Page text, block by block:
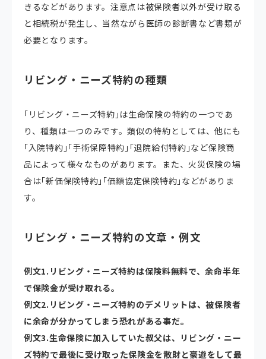
きるなどがあります。注意点は被保険者以外が受け取る
と相続税が発生し、当然ながら医師の診断書など書類が
必要となります。
リビング・ニーズ特約の種類
｢リビング・ニーズ特約｣は生命保険の特約の一つであ
り、種類は一つのみです。類似の特約としては、他にも
｢入院特約｣｢手術保障特約｣｢退院給付特約｣など保険商
品によって様々なものがあります。また、火災保険の場
合は｢新価保険特約｣｢価額協定保険特約｣などがありま
す。
リビング・ニーズ特約の文章・例文
例文1. リビング・ニーズ特約は保険料無料で、余命半年
で保険金が受け取れる。
例文2. リビング・ニーズ特約のデメリットは、被保険者
に余命が分かってしまう恐れがある事だ。
例文3.生命保険に加入していた叔父は、リビング・ニー
ズ特約で最後に受け取った保険金を散財と豪遊をして最